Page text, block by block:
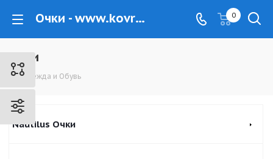
Очки - www.kovrovec.ru 0
Очки
Одежда и Обувь
Nautilus Очки